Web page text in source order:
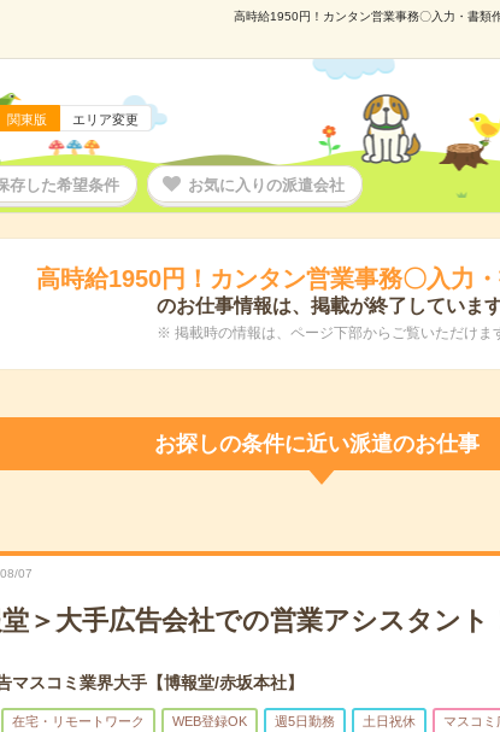
高時給1950円！カンタン営業事務〇入力・書類
関東版 エリア変更
存した希望条件 お気に入りの派遣会社
高時給1950円！カンタン営業事務〇入力
のお仕事情報は、掲載が終了しています
※ 掲載時の情報は、ページ下部からご覧いただけま
お探しの条件に近い派遣のお仕事
07
堂＞大手広告会社での営業アシスタント
マスコミ業界大手【博報堂/赤坂本社】
在宅・リモートワーク WEB登録OK 週5日勤務 土日祝休 マスコミ